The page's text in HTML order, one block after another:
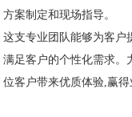
方案制定和现场指导。
这支专业团队能够为客户
满足客户的个性化需求。
位客户带来优质体验,赢得